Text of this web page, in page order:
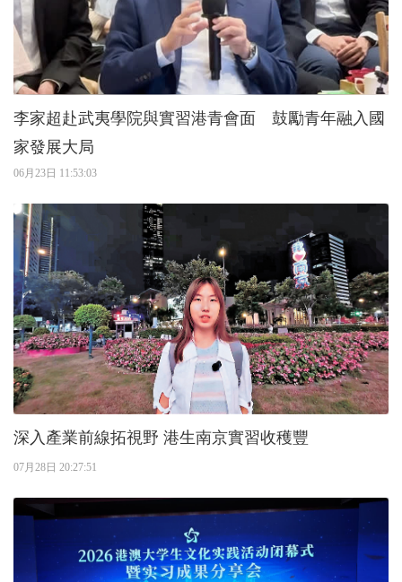
李家超赴武夷學院與實習港青會面 鼓勵青年融入國
家發展大局
06月23日 11:53:03
深入產業前線拓視野 港生南京實習收穫豐
07月28日 20:27:51